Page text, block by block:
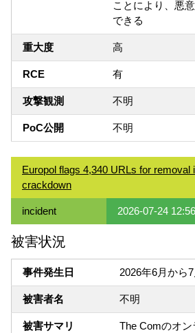
ことにより、悪
できる
重大度 高
RCE 有
攻撃観測 不明
PoC公開 不明
Europol flags 4,340 URLs for removal
crackdown
incident 2026-07-24
被害状況
事件発生日 2026年6月から7
被害者名 不明
被害サマリ
The Comのオ